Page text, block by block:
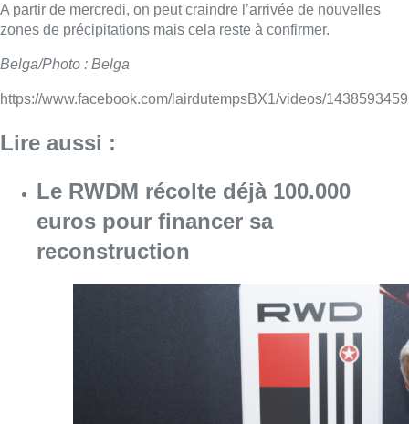
A partir de mercredi, on peut craindre l’arrivée de nouvelles
zones de précipitations mais cela reste à confirmer.
Belga/Photo : Belga
https://www.facebook.com/lairdutempsBX1/videos/
Lire aussi :
Le RWDM récolte déjà 100.000
euros pour financer sa
reconstruction